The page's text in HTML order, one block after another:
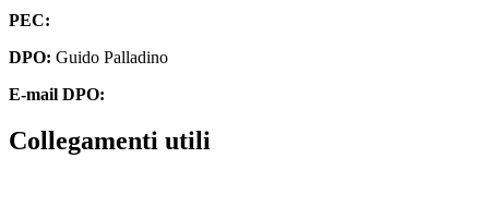
PEC:
DPO: Guido Palladino
E-mail DPO:
collegamenti utili